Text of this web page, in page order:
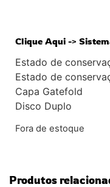
Clique Aqui ->
Estado de
Estado de
Capa Gatefold
Disco Duplo
Fora de estoque
Produtos